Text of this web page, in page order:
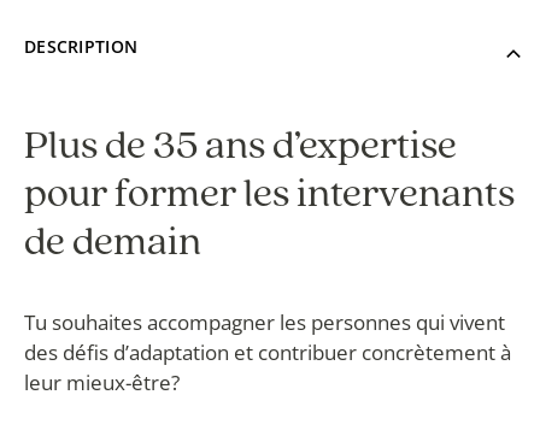
DESCRIPTION
Plus de 35 ans d’expertise
pour former les intervenants
de demain
Tu souhaites accompagner les personnes qui vivent
des défis d’adaptation et contribuer concrètement à
leur mieux-être?